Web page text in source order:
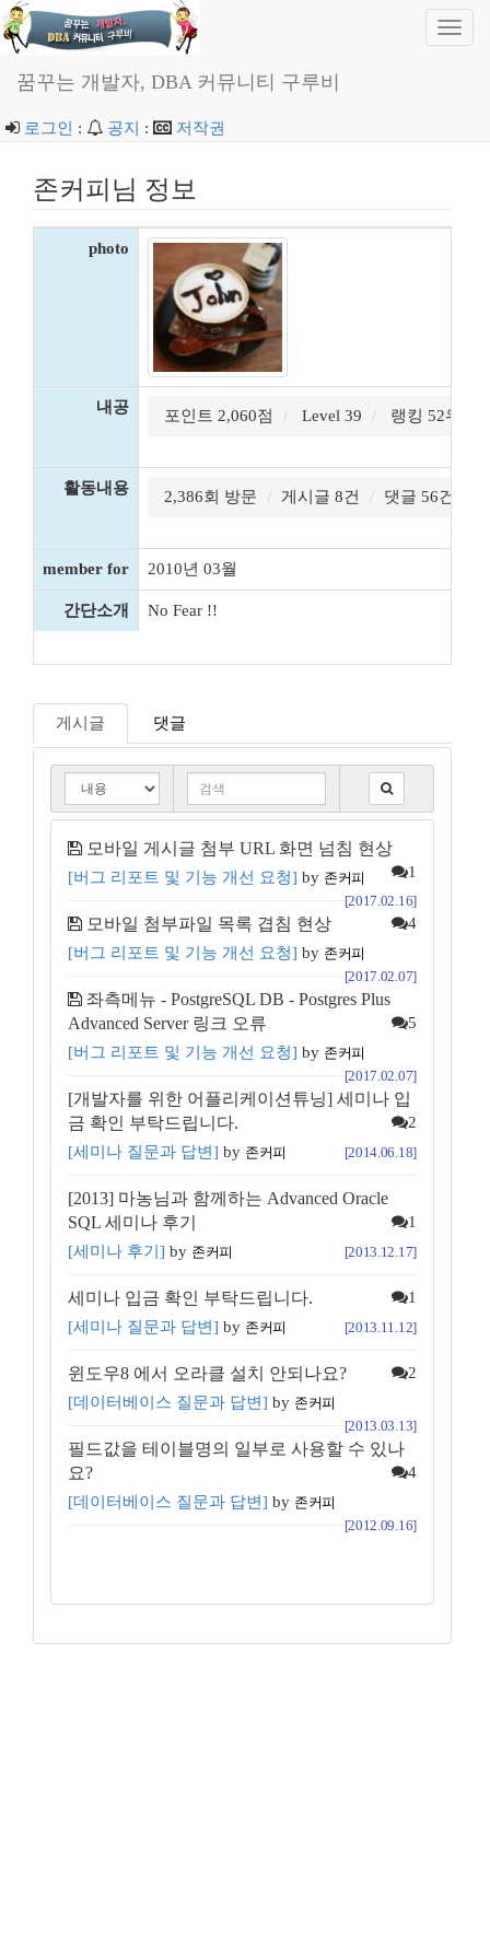
꿈꾸는 개발자, DBA 커뮤니티 구루비
로그인 : 공지 : 저작권
존커피님 정보
photo
내공 포인트 2,060점 Level 39 랭킹 52위
활동내용 2,386회 방문 게시글 8건 댓글 56건
member for 2010년 03월
간단소개 No Fear !!
게시글 댓글
모바일 게시글 첨부 URL 화면 넘침 현상
1
[버그 리포트 및 기능 개선 요청] by 존커피
[2017.02.16]
모바일 첨부파일 목록 겹침 현상 4
[버그 리포트 및 기능 개선 요청] by 존커피
[2017.02.07]
좌측메뉴 - PostgreSQL DB - Postgres Plus
Advanced Server 링크 오류
5
[버그 리포트 및 기능 개선 요청] by 존커피
[2017.02.07]
[개발자를 위한 어플리케이션튜닝] 세미나 입
금 확인 부탁드립니다.
2
[세미나 질문과 답변] by 존커피 [2014.06.18]
[2013] 마농님과 함께하는 Advanced Oracle
SQL 세미나 후기
1
[세미나 후기] by 존커피 [2013.12.17]
세미나 입금 확인 부탁드립니다. 1
[세미나 질문과 답변] by 존커피 [2013.11.12]
윈도우8 에서 오라클 설치 안되나요? 2
[데이터베이스 질문과 답변] by 존커피
[2013.03.13]
필드값을 테이블명의 일부로 사용할 수 있나
요?
4
[데이터베이스 질문과 답변] by 존커피
[2012.09.16]